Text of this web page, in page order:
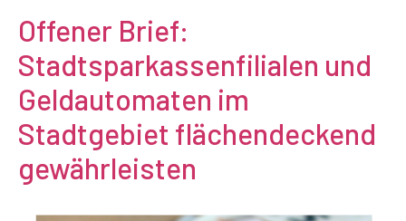
Offener Brief:
Stadtsparkassenfilialen und
Geldautomaten im
Stadtgebiet flächendeckend
gewährleisten